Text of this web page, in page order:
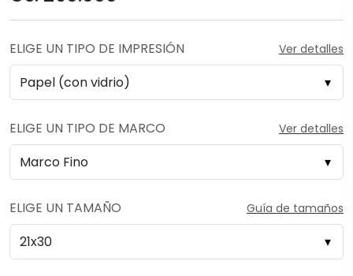
ELIGE UN TIPO DE IMPRESIÓN Ver detalles
ELIGE UN TIPO DE MARCO Ver detalles
ELIGE UN TAMAÑO Guía de tamaños